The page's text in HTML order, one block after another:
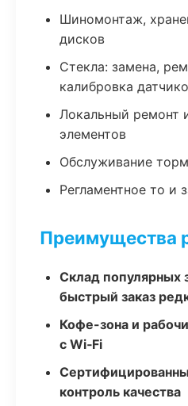
Шиномонтаж,
дисков
Стекла: замена,
калибровка
Локальный ремонт
элементов
Обслуживание
Регламентное то и
Преимущества
Склад популярных
быстрый заказ
Кофе-зона и
с Wi‑Fi
контроль качества